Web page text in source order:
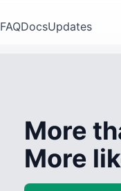
FAQDocsUpdates
More
More